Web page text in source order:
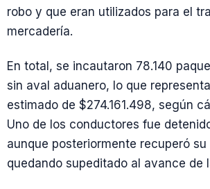
robo y que eran utilizados para el
mercadería.
En total, se incautaron 78.140
sin aval aduanero, lo que
estimado de $274.161.498, según
Uno de los conductores fue
aunque posteriormente recuperó su
quedando supeditado al avance de